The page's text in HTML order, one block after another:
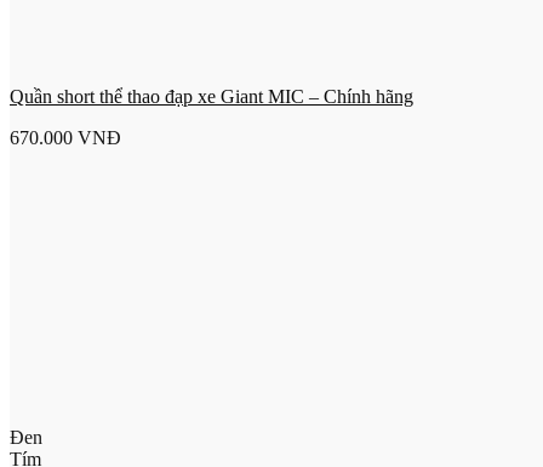
Quần short thể thao đạp xe Giant MIC – Chính hãng
670.000 VNĐ
Đen
Tím